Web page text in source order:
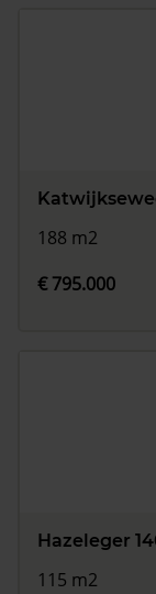
188 m2
€ 795.000
Hazeleger
115 m2